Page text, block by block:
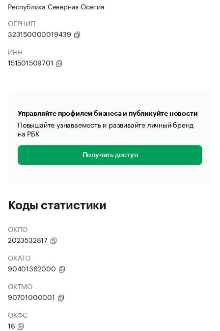
Республика Северная Осетия
ОГРНИП
323150000019439
ИНН
151501509701
Управляйте профилем бизнеса и публикуйте новости
Повышайте узнаваемость и развивайте личный бренд
на РБК
Получить доступ
Коды статистики
ОКПО
2023532817
ОКАТО
90401362000
ОКТМО
90701000001
ОКФС
16